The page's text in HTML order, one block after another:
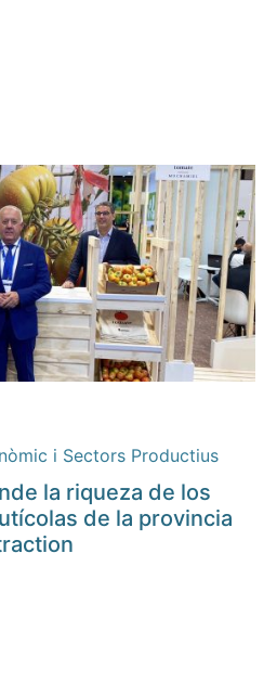
i Sectors Productius
la riqueza de los
de la provincia